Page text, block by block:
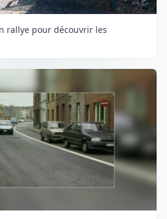
rallye pour découvrir les